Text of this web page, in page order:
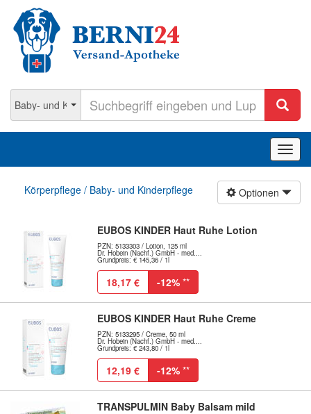
ein-/
Optionen
Körperpflege / Baby- und Kinderpflege
EUBOS KINDER Haut Ruhe Lotion
PZN: 5133303 / Lotion, 125 ml
Dr. Hobein (Nachf.) GmbH - med....
Grundpreis: € 145,36 / 1l
18,17 € -12% **
EUBOS KINDER Haut Ruhe Creme
PZN: 5133295 / Creme, 50 ml
Dr. Hobein (Nachf.) GmbH - med....
Grundpreis: € 243,80 / 1l
12,19 € -12% **
TRANSPULMIN Baby Balsam mild